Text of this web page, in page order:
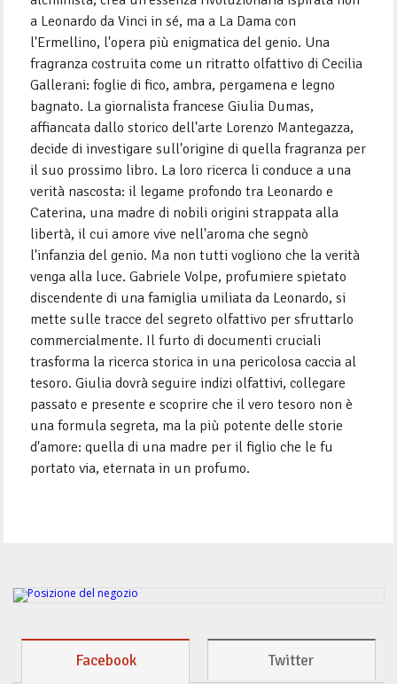
a Leonardo da Vinci in sé, ma a La Dama con
l'Ermellino, l'opera più enigmatica del genio. Una
fragranza costruita come un ritratto olfattivo di Cecilia
Gallerani: foglie di fico, ambra, pergamena e legno
bagnato. La giornalista francese Giulia Dumas,
affiancata dallo storico dell'arte Lorenzo Mantegazza,
decide di investigare sull'origine di quella fragranza per
il suo prossimo libro. La loro ricerca li conduce a una
verità nascosta: il legame profondo tra Leonardo e
Caterina, una madre di nobili origini strappata alla
libertà, il cui amore vive nell'aroma che segnò
l'infanzia del genio. Ma non tutti vogliono che la verità
venga alla luce. Gabriele Volpe, profumiere spietato
discendente di una famiglia umiliata da Leonardo, si
mette sulle tracce del segreto olfattivo per sfruttarlo
commercialmente. Il furto di documenti cruciali
trasforma la ricerca storica in una pericolosa caccia al
tesoro. Giulia dovrà seguire indizi olfattivi, collegare
passato e presente e scoprire che il vero tesoro non è
una formula segreta, ma la più potente delle storie
d'amore: quella di una madre per il figlio che le fu
portato via, eternata in un profumo.
Facebook Twitter